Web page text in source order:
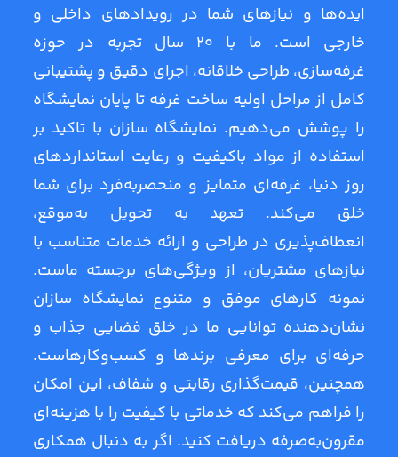
ایده‌ها و نیازهای شما در رویدادهای داخلی و
خارجی است. ما با 20 سال تجربه در حوزه
غرفه‌سازی، طراحی خلاقانه، اجرای دقیق و پشتیبانی
کامل از مراحل اولیه ساخت غرفه تا پایان نمایشگاه
را پوشش می‌دهیم. نمایشگاه سازان با تاکید بر
استفاده از مواد باکیفیت و رعایت استانداردهای
روز دنیا، غرفه‌ای متمایز و منحصربه‌فرد برای شما
خلق می‌کند. تعهد به تحویل به‌موقع،
انعطاف‌پذیری در طراحی و ارائه خدمات متناسب با
نیازهای مشتریان، از ویژگی‌های برجسته ماست.
نمونه کارهای موفق و متنوع نمایشگاه سازان
نشان‌دهنده توانایی ما در خلق فضایی جذاب و
حرفه‌ای برای معرفی برندها و کسب‌وکارهاست.
همچنین، قیمت‌گذاری رقابتی و شفاف، این امکان
را فراهم می‌کند که خدماتی با کیفیت را با هزینه‌ای
مقرون‌به‌صرفه دریافت کنید. اگر به دنبال همکاری